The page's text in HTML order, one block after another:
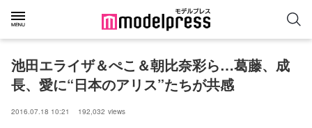
池田エライザ＆ぺこ＆朝比奈彩ら…葛藤、成
長、愛に“日本のアリス”たちが共感
2016.07.18 10:21 192,032 views